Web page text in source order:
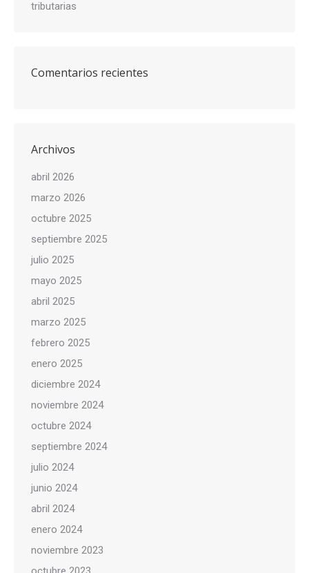
tributarias
Comentarios recientes
Archivos
abril 2026
marzo 2026
octubre 2025
septiembre 2025
julio 2025
mayo 2025
abril 2025
marzo 2025
febrero 2025
enero 2025
diciembre 2024
noviembre 2024
octubre 2024
septiembre 2024
julio 2024
junio 2024
abril 2024
enero 2024
noviembre 2023